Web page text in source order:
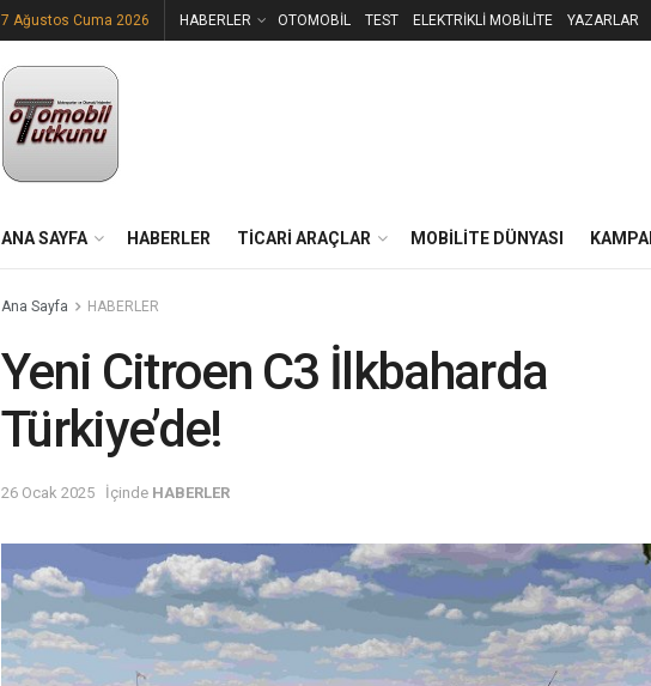
7 Ağustos Cuma 2026 HABERLER OTOMOBİL TEST ELEKTRİKLİ MOBİLİTE YAZARLAR
ANA SAYFA HABERLER TİCARİ ARAÇLAR MOBİLİTE DÜNYASI
Ana Sayfa HABERLER
Yeni Citroen C3 İlkbaharda
Türkiye’de!
26 Ocak 2025 İçinde HABERLER